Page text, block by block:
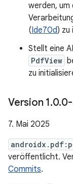
werden, um
(Ide70d) zu
Stellt eine
PdfView
zu
Version 1.0.
7. Mai 2025
veröffentlicht.
Commits.